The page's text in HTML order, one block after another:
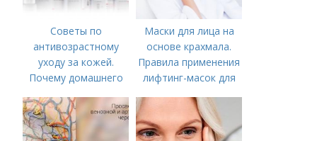
Советы по
антивозрастному
уходу за кожей.
Почему домашнего
Маски для лица на
основе крахмала.
Правила применения
лифтинг-масок для